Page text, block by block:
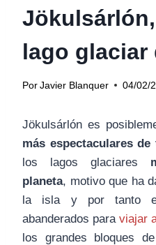
lago glaciar
Por Javier Blanquer 04/02/
Jökulsárlón es
más espectaculares
los lagos glaciares
planeta, motivo que ha
la isla y por tanto
abanderados paraviajar
los grandes bloques